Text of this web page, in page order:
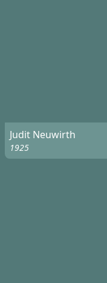
Judit Neuwirth
1925